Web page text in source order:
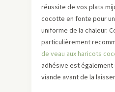
réussite de vos plats
cocotte en fonte pour
uniforme de la chaleur.
particulièrement
de veau aux haricots
adhésive est également
viande avant de la